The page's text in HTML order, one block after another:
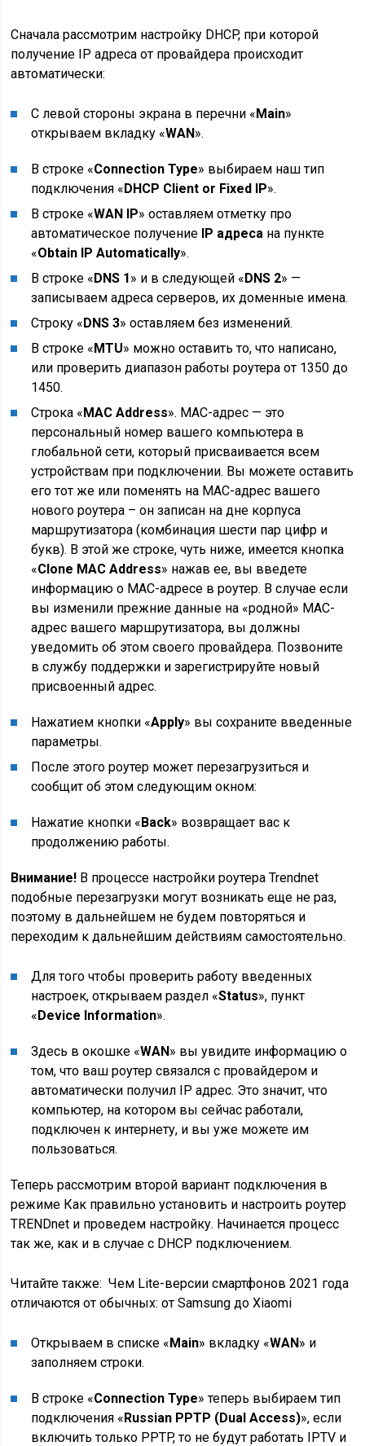
Сначала рассмотрим настройку DHCP, при которой
получение IP адреса от провайдера происходит
автоматически:
С левой стороны экрана в перечни «Main»
открываем вкладку «WAN».
В строке «Connection Type» выбираем наш тип
подключения «DHCP Client or Fixed IP».
В строке «WAN IP» оставляем отметку про
автоматическое получение IP адреса на пункте
«Obtain IP Automatically».
В строке «DNS 1» и в следующей «DNS 2» —
записываем адреса серверов, их доменные имена.
Строку «DNS 3» оставляем без изменений.
В строке «MTU» можно оставить то, что написано,
или проверить диапазон работы роутера от 1350 до
1450.
Строка «MAC Address». МАС-адрес — это
персональный номер вашего компьютера в
глобальной сети, который присваивается всем
устройствам при подключении. Вы можете оставить
его тот же или поменять на МАС-адрес вашего
нового роутера – он записан на дне корпуса
маршрутизатора (комбинация шести пар цифр и
букв). В этой же строке, чуть ниже, имеется кнопка
«Clone MAC Address» нажав ее, вы введете
информацию о МАС-адресе в роутер. В случае если
вы изменили прежние данные на «родной» МАС-
адрес вашего маршрутизатора, вы должны
уведомить об этом своего провайдера. Позвоните
в службу поддержки и зарегистрируйте новый
присвоенный адрес.
Нажатием кнопки «Apply» вы сохраните введенные
параметры.
После этого роутер может перезагрузиться и
сообщит об этом следующим окном:
Нажатие кнопки «Back» возвращает вас к
продолжению работы.
Внимание! В процессе настройки роутера Trendnet
подобные перезагрузки могут возникать еще не раз,
поэтому в дальнейшем не будем повторяться и
переходим к дальнейшим действиям самостоятельно.
Для того чтобы проверить работу введенных
настроек, открываем раздел «Status», пункт
«Device Information».
Здесь в окошке «WAN» вы увидите информацию о
том, что ваш роутер связался с провайдером и
автоматически получил IP адрес. Это значит, что
компьютер, на котором вы сейчас работали,
подключен к интернету, и вы уже можете им
пользоваться.
Теперь рассмотрим второй вариант подключения в
режиме Как правильно установить и настроить роутер
TRENDnet и проведем настройку. Начинается процесс
так же, как и в случае с DHCP подключением.
Читайте также: Чем Lite-версии смартфонов 2021 года
отличаются от обычных: от Samsung до Xiaomi
Открываем в списке «Main» вкладку «WAN» и
заполняем строки.
В строке «Connection Type» теперь выбираем тип
подключения «Russian PPTP (Dual Access)», если
включить только PPTP, то не будут работать IPTV и